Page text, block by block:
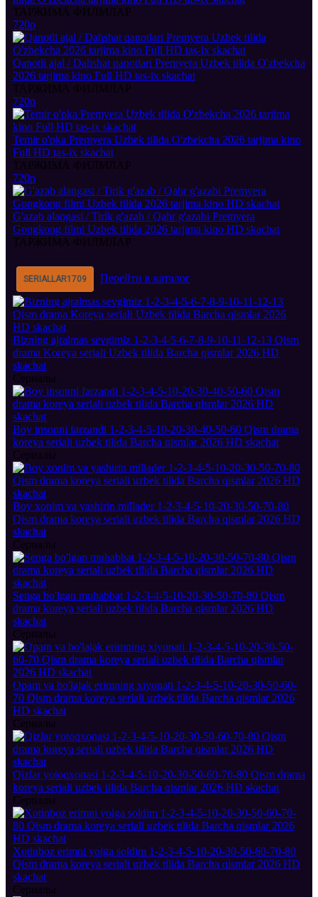
ТАРЖИМА ФИЛМЛАР
720p
Qanotli ajal / Dahshat qanotlari Premyera Uzbek tilida O'zbekcha
2026 tarjima kino Full HD tas-ix skachat
ТАРЖИМА ФИЛМЛАР
720p
Temir o'pka Premyera Uzbek tilida O'zbekcha 2026 tarjima kino
Full HD tas-ix skachat
ТАРЖИМА ФИЛМЛАР
720p
G'azab alangasi / Tirik g'azab / Qahr g'azabi Premyera
Gongkong filmi Uzbek tilida 2026 tarjima kino HD skachat
ТАРЖИМА ФИЛМЛАР
SERIALLAR1709 Перейти в каталог
Bizning ajralmas sevgimiz 1-2-3-4-5-6-7-8-9-10-11-12-13 Qism
drama Koreya seriali Uzbek tilida Barcha qismlar 2026 HD
skachat
Сериалы
Boy insonni farzandi 1-2-3-4-5-10-20-30-40-50-60 Qism drama
koreya seriali uzbek tilida Barcha qismlar 2026 HD skachat
Сериалы
Boy xonim va yashirin millader 1-2-3-4-5-10-20-30-50-70-80
Qism drama koreya seriali uzbek tilida Barcha qismlar 2026 HD
skachat
Сериалы
Senga bo'lgan muhabbat 1-2-3-4-5-10-20-30-50-70-80 Qism
drama koreya seriali uzbek tilida Barcha qismlar 2026 HD
skachat
Сериалы
Opam va bo'lajak erimning xiyonati 1-2-3-4-5-10-20-30-50-60-
70 Qism drama koreya seriali uzbek tilida Barcha qismlar 2026
HD skachat
Сериалы
Qizlar yotoqxonasi 1-2-3-4-5-10-20-30-50-60-70-80 Qism drama
koreya seriali uzbek tilida Barcha qismlar 2026 HD skachat
Сериалы
Xotinboz erimni yolga soldim 1-2-3-4-5-10-20-30-50-60-70-80
Qism drama koreya seriali uzbek tilida Barcha qismlar 2026 HD
skachat
Сериалы